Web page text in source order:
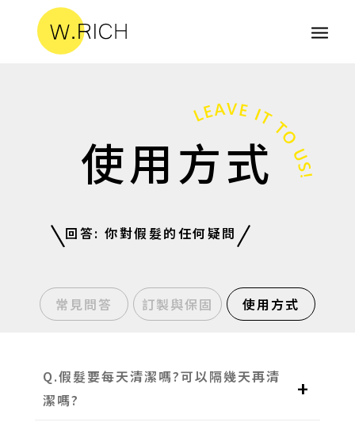
使用方式
回答: 你對假髮的任何疑問
常見問答 訂製與保固 使用方式
Q.假髮要每天清潔嗎?可以隔幾天再清
潔嗎?